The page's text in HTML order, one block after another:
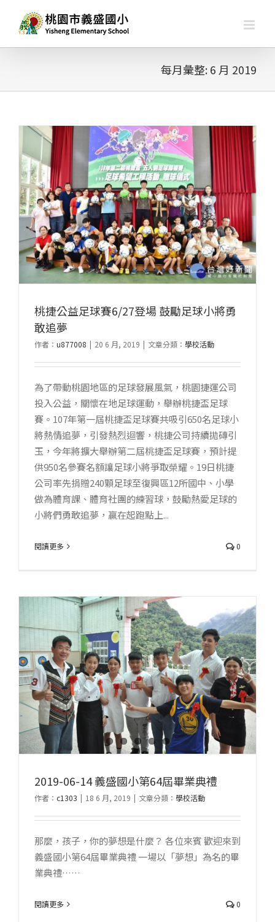
每月彙整:6 月 2019
桃捷公益足球賽6/27登場 鼓勵足球小將勇
敢追夢
作者： u877008 | 20 6 月, 2019 | 文章分類： 學校活動
為了帶動桃園地區的足球發展風氣，桃園捷運公司
投入公益，關懷在地足球運動，舉辦桃捷盃足球
賽。107年第一屆桃捷盃足球賽共吸引650名足球小
將熱情追夢，引發熱烈迴響，桃捷公司持續拋磚引
玉，今年將擴大舉辦第二屆桃捷盃足球賽，預計提
供950名參賽名額讓足球小將爭取榮耀。19日桃捷
公司率先捐贈240顆足球至復興區12所國中、小學
做為體育課、體育社團的練習球，鼓勵熱愛足球的
小將們勇敢追夢，贏在起跑點上...
閱讀更多 0
2019-06-14 義盛國小第64屆畢業典禮
作者： c1303 | 18 6 月, 2019 | 文章分類： 學校活動
那麼，孩子，你的夢想是什麼？ 各位來賓 歡迎來到
義盛國小第64屆畢業典禮 一場以「夢想」為名的畢
業典禮……
閱讀更多 0